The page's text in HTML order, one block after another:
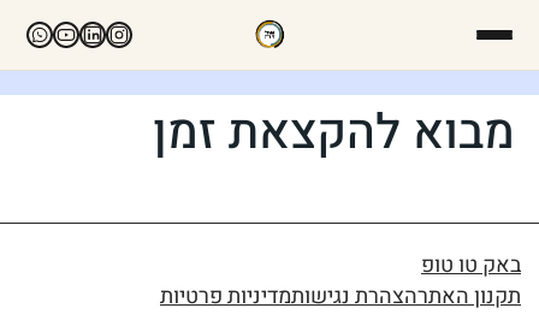
מבוא להקצאת זמן
באק טו טופ
תקנון האתרהצהרת נגישותמדיניות פרטיות